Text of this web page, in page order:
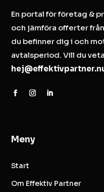
En portal för företag &
och jämföra offerter
du befinner dig i och
avtalsperiod. Vill du
Meny
Start
Om Effektiv Partner